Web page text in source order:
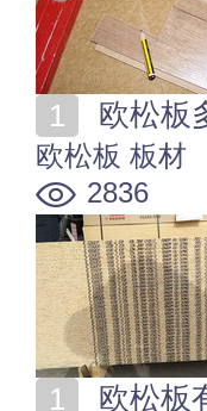
欧松板
欧松板 板材
2836
欧松板